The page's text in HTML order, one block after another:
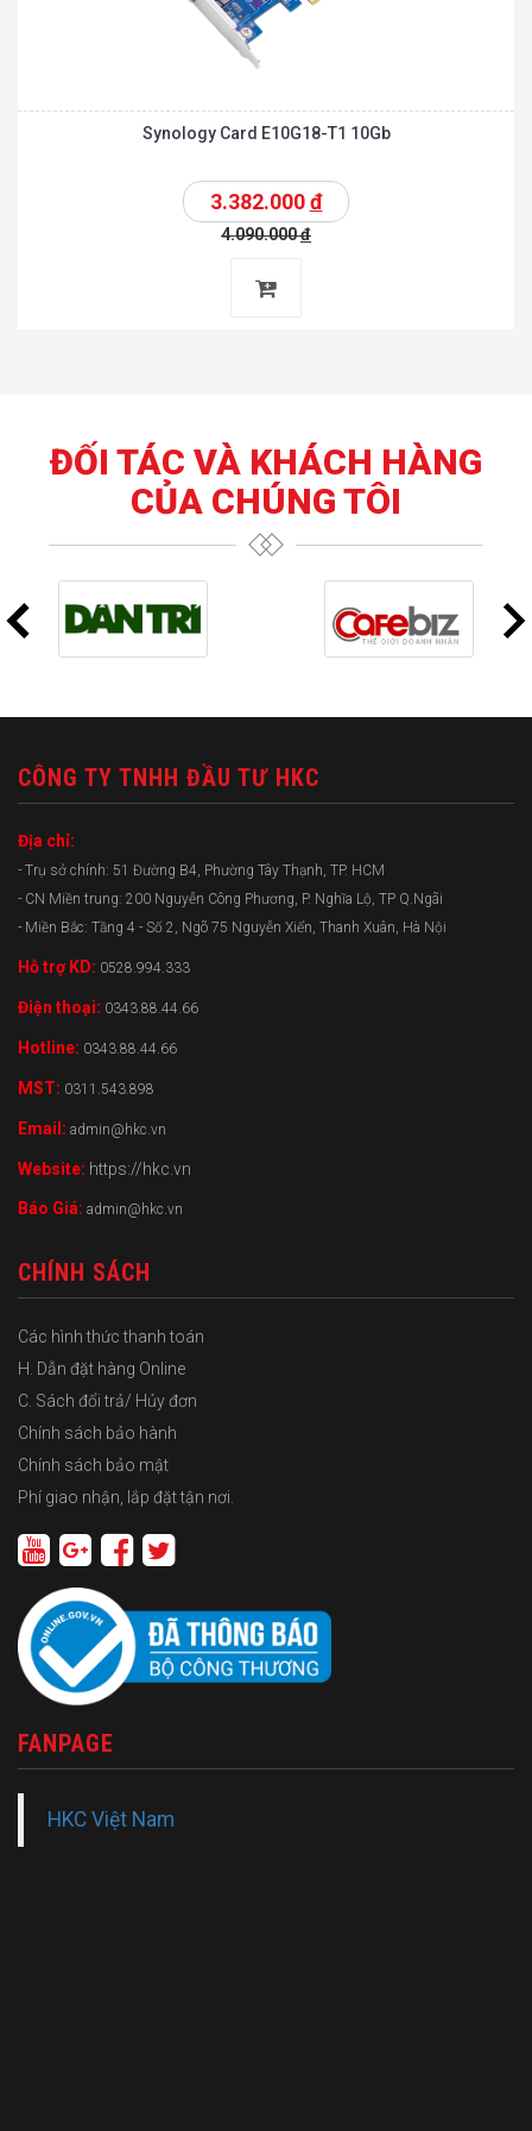
Synology Card E10G18-T1 10Gb
3.382.000đ
4.090.000đ
ĐỐI TÁC VÀ KHÁCH HÀNG
CỦA CHÚNG TÔI
CÔNG TY TNHH ĐẦU TƯ HKC
Địa chỉ:
- Trụ sở chính: 51 Đường B4, Phường Tây Thạnh, TP. HCM
- CN Miền trung: 200 Nguyễn Công Phương, P. Nghĩa Lộ, TP Q.Ngãi
- Miền Bắc: Tầng 4 - Số 2, Ngõ 75 Nguyễn Xiển, Thanh Xuân, Hà Nội
Hỗ trợ KD: 0528.994.333
Điện thoại: 0343.88.44.66
Hotline: 0343.88.44.66
MST: 0311.543.898
Email: admin@hkc.vn
Website: https://hkc.vn
Báo Giá: admin@hkc.vn
CHÍNH SÁCH
Các hình thức thanh toán
H. Dẫn đặt hàng Online
C. Sách đổi trả/ Hủy đơn
Chính sách bảo hành
Chính sách bảo mật
Phí giao nhận, lắp đặt tận nơi.
FANPAGE
HKC Việt Nam